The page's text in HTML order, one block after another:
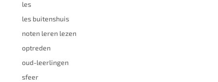
les
les buitenshuis
noten leren lezen
optreden
oud-leerlingen
sfeer